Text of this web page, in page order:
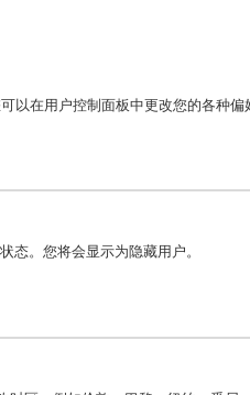
以在用户控制面板中更改您的各种偏
态。您将会显示为隐藏用户。